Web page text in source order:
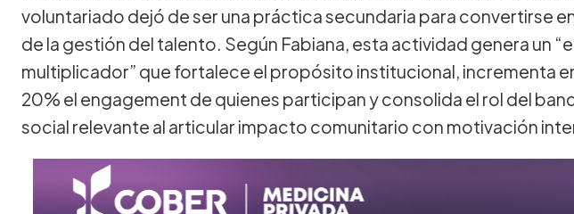
voluntariado dejó de ser una práctica secundaria para convertirse
de la gestión del talento. Según Fabiana, esta actividad genera un
multiplicador” que fortalece el propósito institucional, incrementa
20% el engagement de quienes participan y consolida el rol del
social relevante al articular impacto comunitario con motivación